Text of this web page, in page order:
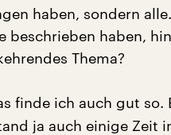
haben, sondern
beschrieben haben,
Thema?
finde ich auch gut so.
ja auch einige Zeit